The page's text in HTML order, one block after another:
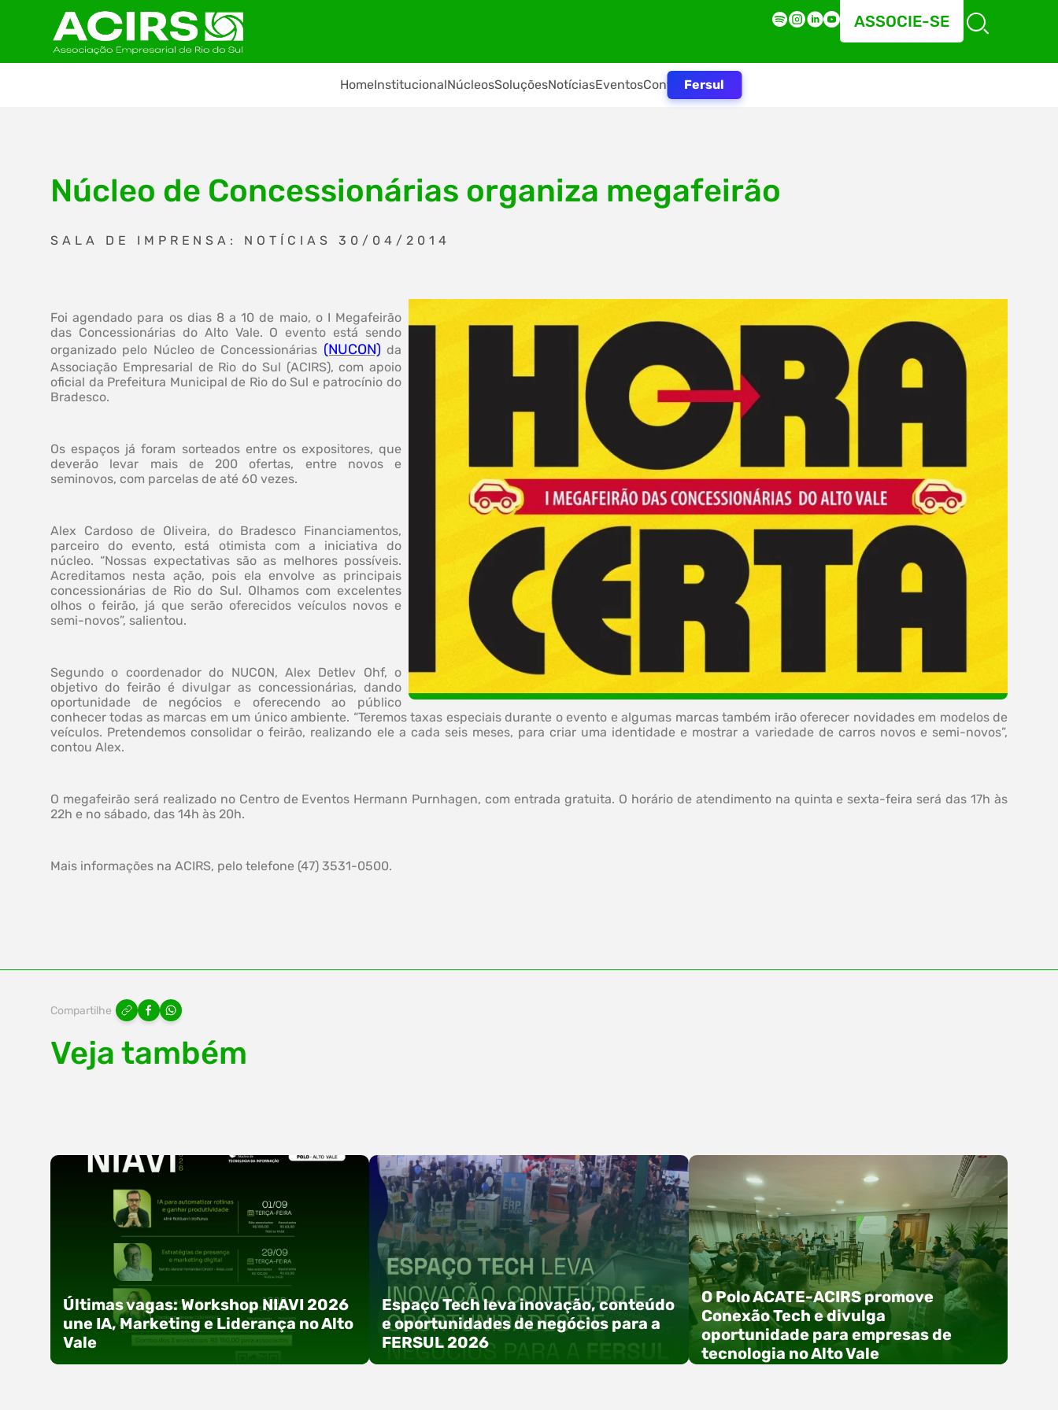
ASSOCIE-SE
HomeInstitucionalNúcleosSoluçõesNotíciasEventosContatoFersul
Núcleo de Concessionárias organiza megafeirão
SALA DE IMPRENSA: NOTÍCIAS 30/04/2014
Foi agendado para os dias 8 a 10 de maio, o I Megafeirão
das Concessionárias do Alto Vale. O evento está sendo
organizado pelo Núcleo de Concessionárias (NUCON) da
Associação Empresarial de Rio do Sul (ACIRS), com apoio
oficial da Prefeitura Municipal de Rio do Sul e patrocínio do
Bradesco.
Os espaços já foram sorteados entre os expositores, que
deverão levar mais de 200 ofertas, entre novos e
seminovos, com parcelas de até 60 vezes.
Alex Cardoso de Oliveira, do Bradesco Financiamentos,
parceiro do evento, está otimista com a iniciativa do
núcleo. “Nossas expectativas são as melhores possíveis.
Acreditamos nesta ação, pois ela envolve as principais
concessionárias de Rio do Sul. Olhamos com excelentes
olhos o feirão, já que serão oferecidos veículos novos e
semi-novos”, salientou.
Segundo o coordenador do NUCON, Alex Detlev Ohf, o
objetivo do feirão é divulgar as concessionárias, dando
oportunidade de negócios e oferecendo ao público
conhecer todas as marcas em um único ambiente. “Teremos taxas especiais durante o evento e algumas marcas também irão oferecer novidades em modelos de
veículos. Pretendemos consolidar o feirão, realizando ele a cada seis meses, para criar uma identidade e mostrar a variedade de carros novos e semi-novos”,
contou Alex.
O megafeirão será realizado no Centro de Eventos Hermann Purnhagen, com entrada gratuita. O horário de atendimento na quinta e sexta-feira será das 17h às
22h e no sábado, das 14h às 20h.
Mais informações na ACIRS, pelo telefone (47) 3531-0500.
Compartilhe
Veja também
Últimas vagas: Workshop NIAVI 2026
une IA, Marketing e Liderança no Alto
Vale
Espaço Tech leva inovação, conteúdo
e oportunidades de negócios para a
FERSUL 2026
O Polo ACATE-ACIRS promove
Conexão Tech e divulga
oportunidade para empresas de
tecnologia no Alto Vale